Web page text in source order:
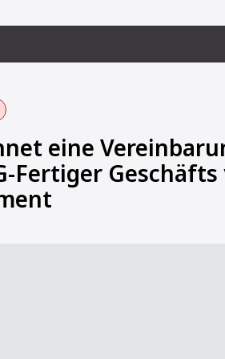
eine
Fertiger Geschäfts